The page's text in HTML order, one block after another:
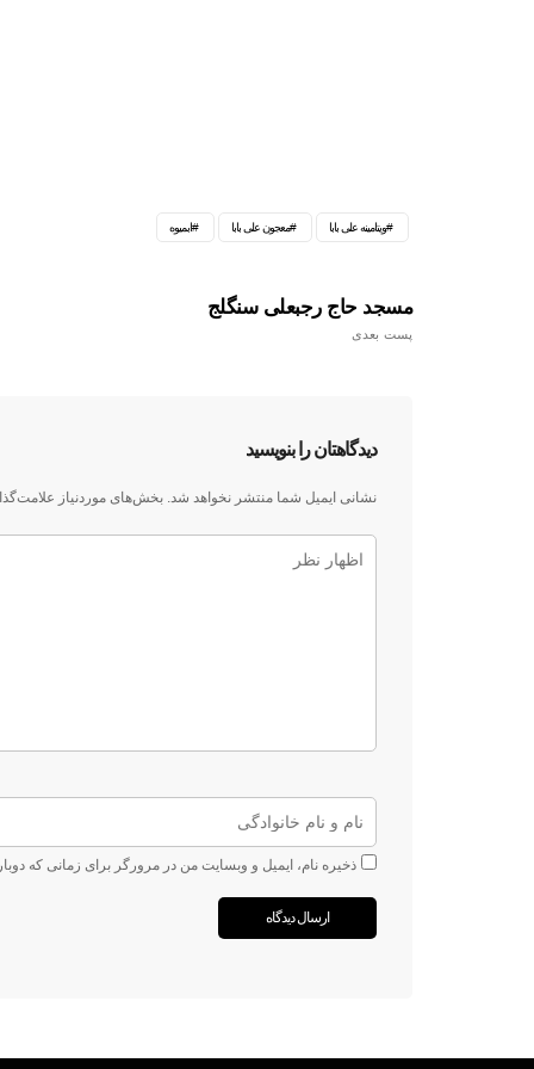
ابمیوه معجون علی بابا ویتامینه علی بابا
مسجد حاج رجبعلی سنگلج
پست بعدی
دیدگاهتان را بنویسید
نشانی ایمیل شما منتشر نخواهد شد. بخش‌های موردنیاز
ذخیره نام، ایمیل و وبسایت من در مرورگر برای زمانی که